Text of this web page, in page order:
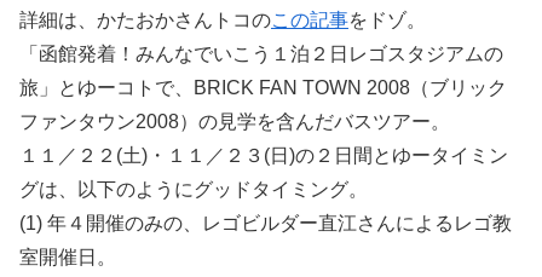
詳細は、かたおかさんトコのこの記事をドゾ。
「函館発着！みんなでいこう１泊２日レゴスタジアムの
旅」とゆーコトで、BRICK FAN TOWN 2008（ブリック
ファンタウン2008）の見学を含んだバスツアー。
１１／２２(土)・１１／２３(日)の２日間とゆータイミン
グは、以下のようにグッドタイミング。
(1) 年４開催のみの、レゴビルダー直江さんによるレゴ教
室開催日。